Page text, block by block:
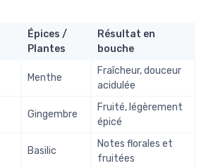
Épices /
Plantes
Résultat en
bouche
Menthe
Fraîcheur, douceur
acidulée
Gingembre
Fruité, légèrement
épicé
Basilic
Notes florales et
fruitées